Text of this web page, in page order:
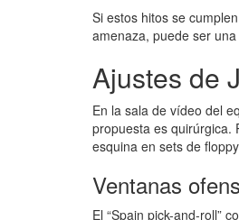
Si estos hitos se
amenaza, puede ser
Ajustes de
En la sala de vídeo del
propuesta es quirúrgica.
esquina en sets de
Ventanas
El “Spain pick-and-roll”